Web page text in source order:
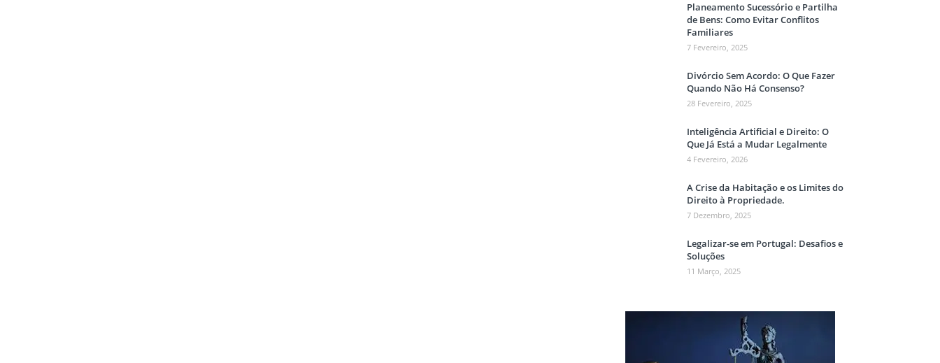
Planeamento Sucessório e Partilha
de Bens: Como Evitar Conflitos
Familiares
7 Fevereiro, 2025
Divórcio Sem Acordo: O Que Fazer
Quando Não Há Consenso?
28 Fevereiro, 2025
Inteligência Artificial e Direito: O
Que Já Está a Mudar Legalmente
4 Fevereiro, 2026
A Crise da Habitação e os Limites do
Direito à Propriedade.
7 Dezembro, 2025
Legalizar-se em Portugal: Desafios e
Soluções
11 Março, 2025